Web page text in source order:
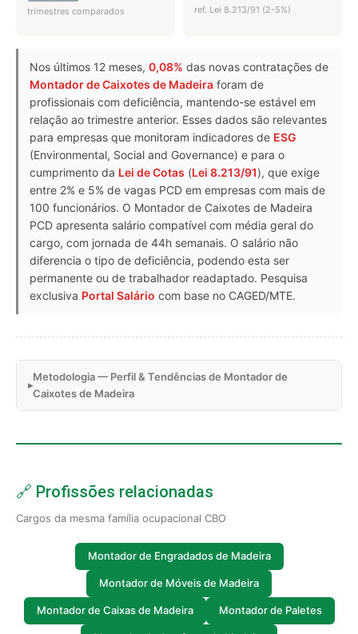
trimestres comparados ref. Lei 8.213/91 (2-5%)
Nos últimos 12 meses, 0,08% das novas contratações de
Montador de Caixotes de Madeira foram de
profissionais com deficiência, mantendo-se estável em
relação ao trimestre anterior. Esses dados são relevantes
para empresas que monitoram indicadores de ESG
(Environmental, Social and Governance) e para o
cumprimento da Lei de Cotas (Lei 8.213/91), que exige
entre 2% e 5% de vagas PCD em empresas com mais de
100 funcionários. O Montador de Caixotes de Madeira
PCD apresenta salário compatível com média geral do
cargo, com jornada de 44h semanais. O salário não
diferencia o tipo de deficiência, podendo esta ser
permanente ou de trabalhador readaptado. Pesquisa
exclusiva Portal Salário com base no CAGED/MTE.
Metodologia — Perfil & Tendências de Montador de
Caixotes de Madeira
🔗 Profissões relacionadas
Cargos da mesma família ocupacional CBO
Montador de Engradados de Madeira
Montador de Móveis de Madeira
Montador de Caixas de Madeira Montador de Paletes